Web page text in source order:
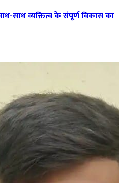
साथ व्यक्तित्व के संपूर्ण विकास का